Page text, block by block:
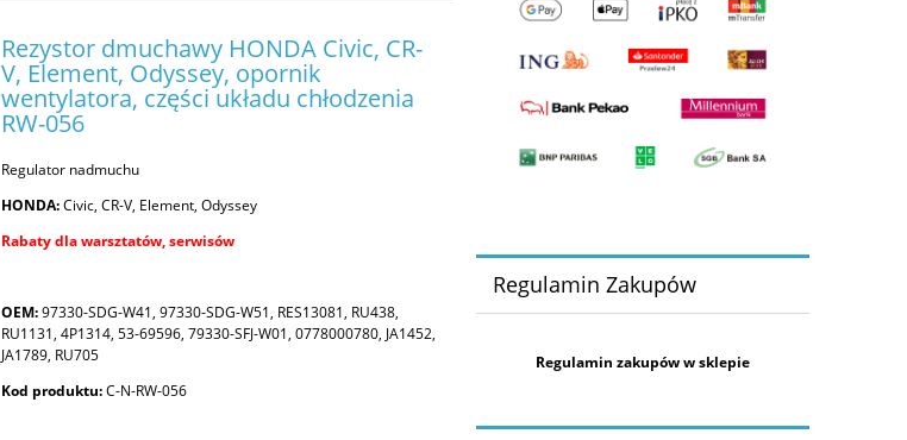
Rezystor dmuchawy HONDA Civic, CR-
V, Element, Odyssey, opornik
wentylatora, części układu chłodzenia
RW-056
Regulator nadmuchu
HONDA:Civic, CR-V, Element, Odyssey
Rabaty dla warsztatów, serwisów
OEM:97330-SDG-W41, 97330-SDG-W51, RES13081, RU438,
RU1131, 4P1314, 53-69596, 79330-SFJ-W01, 0778000780, JA1452,
JA1789, RU705
Kod produktu:C-N-RW-056
Regulamin Zakupów
Regulamin zakupów w sklepie